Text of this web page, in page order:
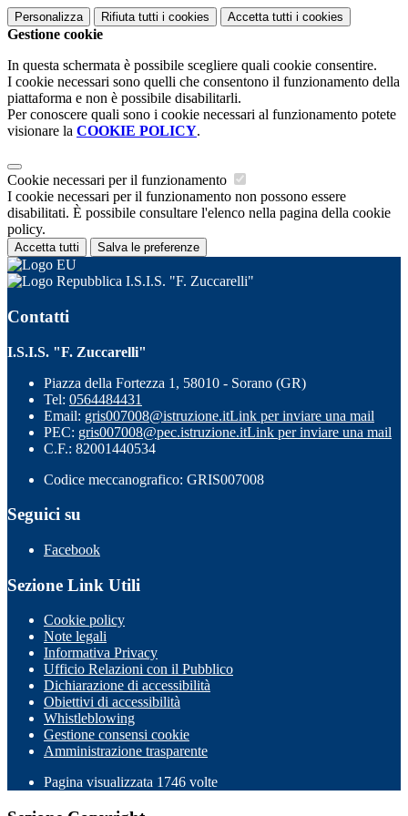
Personalizza Rifiuta tutti i cookies Accetta tutti i cookies
Gestione cookie
In questa schermata è possibile scegliere quali cookie consentire.
I cookie necessari sono quelli che consentono il funzionamento della
piattaforma e non è possibile disabilitarli.
Per conoscere quali sono i cookie necessari al funzionamento potete
visionare la COOKIE POLICY.
Cookie necessari per il funzionamento
I cookie necessari per il funzionamento non possono essere
disabilitati. È possibile consultare l'elenco nella pagina della cookie
policy.
Accetta tutti Salva le preferenze
I.S.I.S. "F. Zuccarelli"
Contatti
I.S.I.S. "F. Zuccarelli"
Piazza della Fortezza 1, 58010 - Sorano (GR)
Tel: 0564484431
Email: gris007008@istruzione.itLink per inviare una mail
PEC: gris007008@pec.istruzione.itLink per inviare una mail
C.F.: 82001440534
Codice meccanografico: GRIS007008
Seguici su
Facebook
Sezione Link Utili
Cookie policy
Note legali
Informativa Privacy
Ufficio Relazioni con il Pubblico
Dichiarazione di accessibilità
Obiettivi di accessibilità
Whistleblowing
Gestione consensi cookie
Amministrazione trasparente
Pagina visualizzata 1746 volte